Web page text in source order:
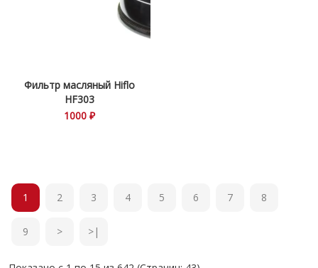
Фильтр масляный Hiflo
HF303
1000 ₽
1 2 3 4 5 6 7 8
9 > >|